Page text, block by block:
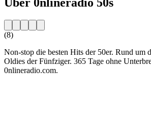
(8)
Non-stop die besten Hits der 50er. Rund um
Oldies der Fünfziger. 365 Tage ohne
0nlineradio.com.